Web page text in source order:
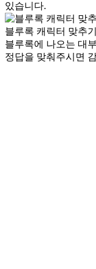
있습니다.
블루록 캐릭터 맞추기
블루록에 나오는 대
정답을 맞춰주시면